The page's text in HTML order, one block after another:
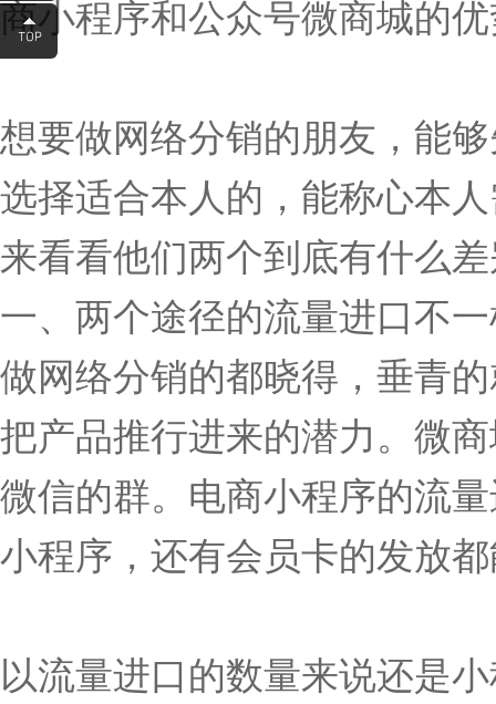
商小程序和公众号微商城的
想要做网络分销的朋友，能
选择适合本人的，能称心本
来看看他们两个到底有什么
一、两个途径的流量进口不
做网络分销的都晓得，垂青
把产品推行进来的潜力。微
微信的群。电商小程序的流
小程序，还有会员卡的发放
以流量进口的数量来说还是